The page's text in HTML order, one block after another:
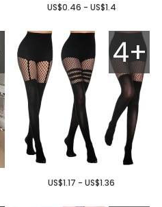
US$0.46 - US$1.4
4+
US$1.17 - US$1.36